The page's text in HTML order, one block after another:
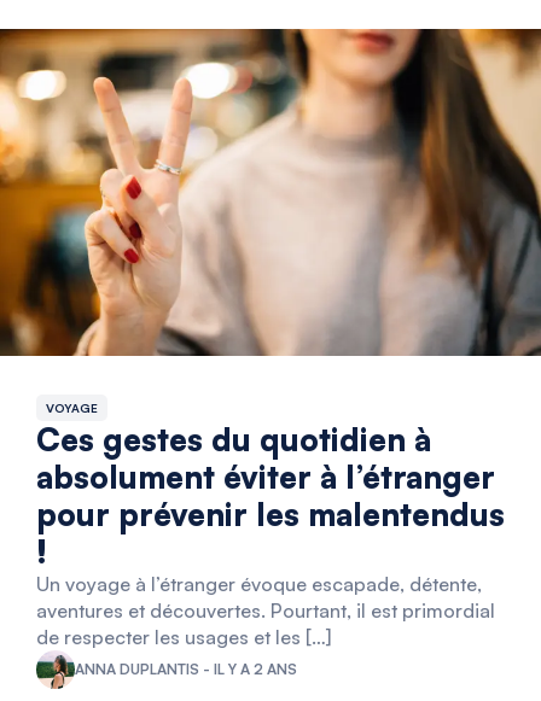
VOYAGE
Ces gestes du quotidien à
absolument éviter à l’étranger
pour prévenir les malentendus
!
Un voyage à l’étranger évoque escapade, détente,
aventures et découvertes. Pourtant, il est primordial
de respecter les usages et les […]
ANNA DUPLANTIS - IL Y A 2 ANS